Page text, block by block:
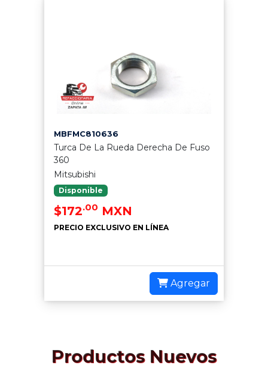
MBFMC810636
Turca De La Rueda Derecha De Fuso
360
Mitsubishi
Disponible
$172.00 MXN
PRECIO EXCLUSIVO EN LÍNEA
Agregar
Productos Nuevos